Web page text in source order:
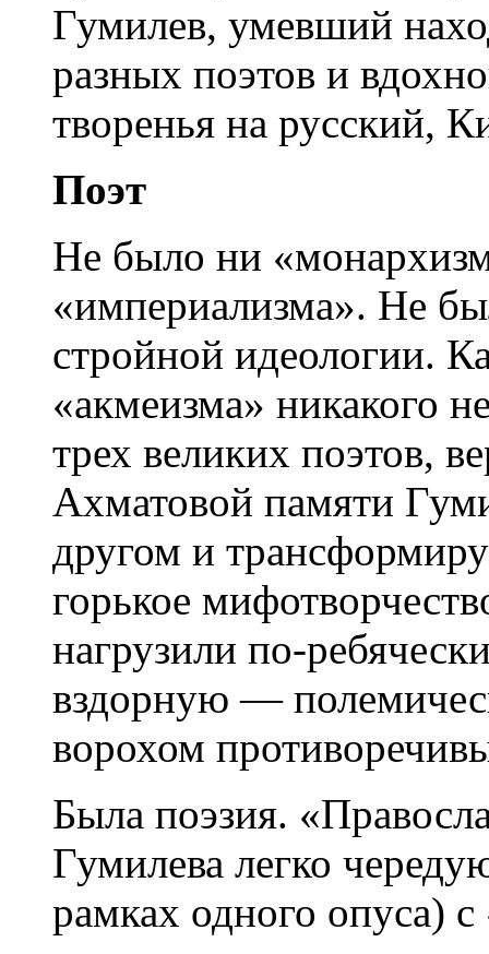
Гумилев, умевший
разных поэтов и
творенья на русский,
Поэт
Не было ни
«империализма». Не
стройной идеологии.
«акмеизма» никакого
трех великих поэтов,
Ахматовой памяти
другом и
горькое
нагрузили по-
вздорную —
ворохом
Была поэзия.
Гумилева легко
рамках одного опуса)